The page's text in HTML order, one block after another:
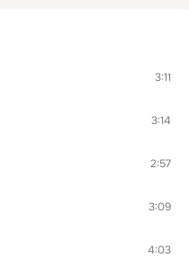
3:11
3:14
2:57
3:09
4:03